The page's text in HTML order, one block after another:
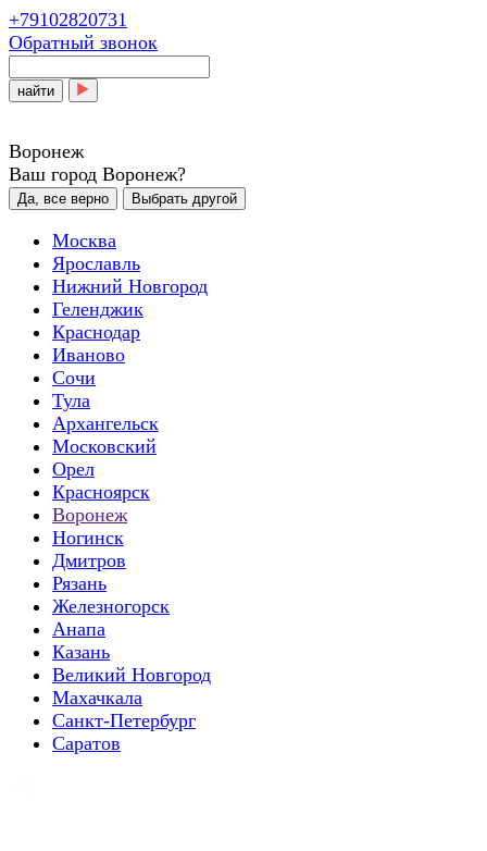
+79102820731
Обратный звонок
найти
Воронеж
Ваш город Воронеж?
Да, все верно Выбрать другой
Москва
Ярославль
Нижний Новгород
Геленджик
Краснодар
Иваново
Сочи
Тула
Архангельск
Московский
Орел
Красноярск
Воронеж
Ногинск
Дмитров
Рязань
Железногорск
Анапа
Казань
Великий Новгород
Махачкала
Санкт-Петербург
Саратов